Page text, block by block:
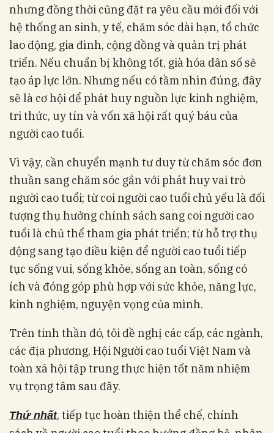
nhưng đồng thời cũng đặt ra yêu cầu mới đối với
hệ thống an sinh, y tế, chăm sóc dài hạn, tổ chức
lao động, gia đình, cộng đồng và quản trị phát
triển. Nếu chuẩn bị không tốt, già hóa dân số sẽ
tạo áp lực lớn. Nhưng nếu có tầm nhìn đúng, đây
sẽ là cơ hội để phát huy nguồn lực kinh nghiệm,
tri thức, uy tín và vốn xã hội rất quý báu của
người cao tuổi.
Vì vậy, cần chuyển mạnh tư duy từ chăm sóc đơn
thuần sang chăm sóc gắn với phát huy vai trò
người cao tuổi; từ coi người cao tuổi chủ yếu là đối
tượng thụ hưởng chính sách sang coi người cao
tuổi là chủ thể tham gia phát triển; từ hỗ trợ thụ
động sang tạo điều kiện để người cao tuổi tiếp
tục sống vui, sống khỏe, sống an toàn, sống có
ích và đóng góp phù hợp với sức khỏe, năng lực,
kinh nghiệm, nguyện vọng của mình.
Trên tinh thần đó, tôi đề nghị các cấp, các ngành,
các địa phương, Hội Người cao tuổi Việt Nam và
toàn xã hội tập trung thực hiện tốt năm nhiệm
vụ trọng tâm sau đây.
Thứ nhất, tiếp tục hoàn thiện thể chế, chính